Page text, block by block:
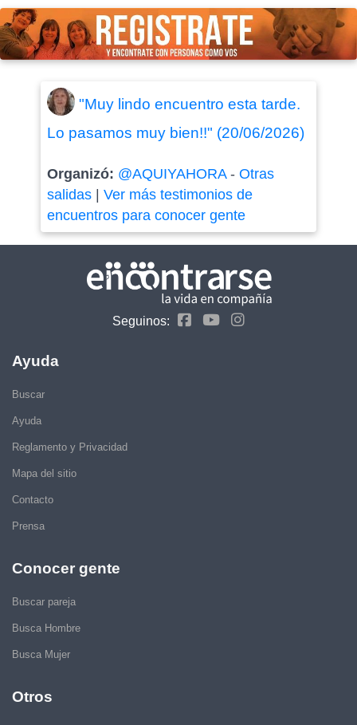
"Muy lindo encuentro esta tarde.
Lo pasamos muy bien!!" (20/06/2026)
Organizó: @AQUIYAHORA- Otras
salidas| Ver más testimonios de
encuentros para conocer gente
Seguinos:
Ayuda
Buscar
Ayuda
Reglamento y Privacidad
Mapa del sitio
Contacto
Prensa
Conocer gente
Buscar pareja
Busca Hombre
Busca Mujer
Otros